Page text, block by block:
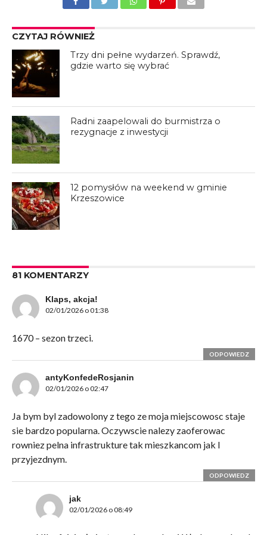
CZYTAJ RÓWNIEŻ
Trzy dni pełne wydarzeń. Sprawdź,
gdzie warto się wybrać
Radni zaapelowali do burmistrza o
rezygnacje z inwestycji
12 pomysłów na weekend w gminie
Krzeszowice
81 KOMENTARZY
Klaps, akcja!
02/01/2026 o 01:38
1670 – sezon trzeci.
ODPOWIEDZ
antyKonfedeRosjanin
02/01/2026 o 02:47
Ja bym byl zadowolony z tego ze moja miejscowosc staje
sie bardzo popularna. Oczywscie nalezy zaoferowac
rowniez pelna infrastrukture tak mieszkancom jak I
przyjezdnym.
ODPOWIEDZ
jak
02/01/2026 o 08:49